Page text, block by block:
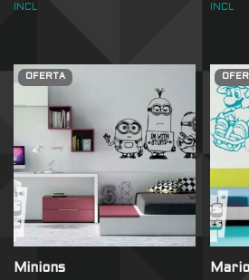
INCL INCL
OFERTA
Minions